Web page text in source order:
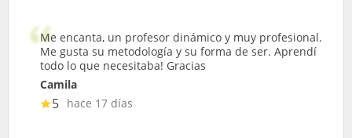
Me encanta, un profesor dinámico y muy profesional.
Me gusta su metodología y su forma de ser. Aprendí
todo lo que necesitaba! Gracias
Camila
5 hace 17 días